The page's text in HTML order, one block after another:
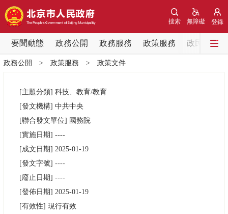
登錄
無障礙
搜索
要聞動態 政務公開 政務服務 政策服務 政民互動
要聞動態
黨中央精神 國務院資訊
北京要聞 會議資訊
政務公開
市領導
政策兌現
政務公開 > 政策服務 > 政策文件
[主題分類] 科技、教育/教育
[發文機構] 中共中央
[聯合發文單位] 國務院
[實施日期] ----
[成文日期] 2025-01-19
[發文字號] ----
[廢止日期] ----
[發佈日期] 2025-01-19
[有效性] 現行有效